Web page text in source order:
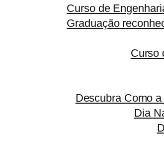
Curso de
Graduação
Curso
Descubra Como
Dia